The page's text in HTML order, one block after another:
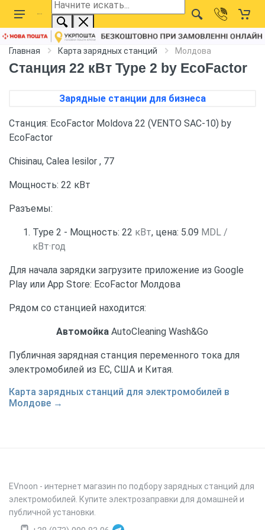
Главная Карта зарядных станций Молдова
Станция 22 кВт Type 2 by EcoFactor
Зарядные станции для бизнеса
Станция: EcoFactor Moldova 22 (VENTO SAC-10) by
EcoFactor
Chisinau, Calea Iesilor , 77
Мощность: 22 кВт
Разъемы:
Type 2 - Мощность: 22 кВт, цена: 5.09 MDL /
кВт·год
Для начала зарядки загрузите приложение из Google
Play или App Store: EcoFactor Молдова
Рядом со станцией находится:
Автомойка AutoCleaning Wash&Go
Публичная зарядная станция переменного тока для
электромобилей из ЕС, США и Китая.
Карта зарядных станций для электромобилей в
Молдове →
EVnoon - интернет магазин по подбору зарядных станций для
электромобилей. Купите электрозаправки для домашней и
публичной установки.